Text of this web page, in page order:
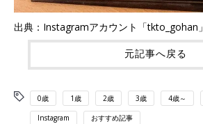
出典：Instagramアカウント「tkto_gohan」
元記事へ戻る
0歳 1歳 2歳 3歳 4歳～
Instagram おすすめ記事